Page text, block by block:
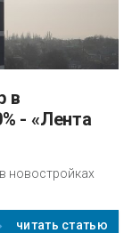
- «Лента
новостройках
читать статью